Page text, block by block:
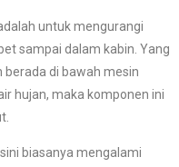
untuk mengurangi
sampai dalam kabin. Yang
di bawah mesin
hujan, maka komponen ini
biasanya mengalami